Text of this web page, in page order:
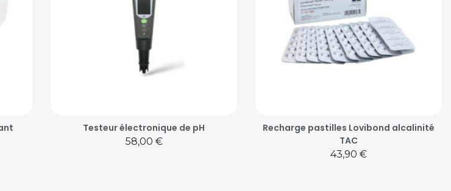
Testeur électronique de pH
Prix
58,00 €
Recharge pastilles Lovibond alcalinité
TAC
Prix
43,90 €